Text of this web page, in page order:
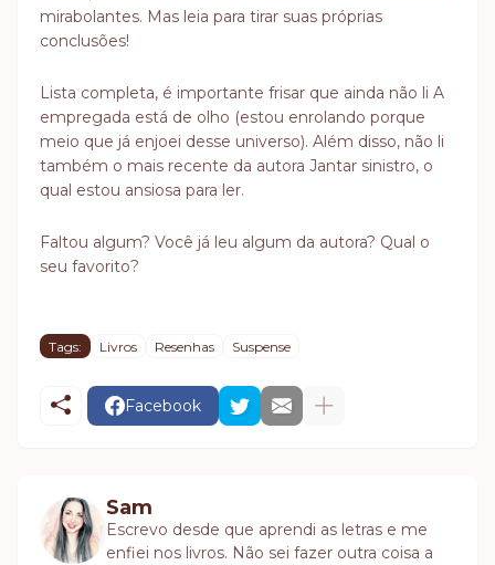
mirabolantes. Mas leia para tirar suas próprias
conclusões!
Lista completa, é importante frisar que ainda não li A
empregada está de olho (estou enrolando porque
meio que já enjoei desse universo). Além disso, não li
também o mais recente da autora Jantar sinistro, o
qual estou ansiosa para ler.
Faltou algum? Você já leu algum da autora? Qual o
seu favorito?
Tags: Livros Resenhas Suspense
Facebook
Sam
Escrevo desde que aprendi as letras e me
enfiei nos livros. Não sei fazer outra coisa a